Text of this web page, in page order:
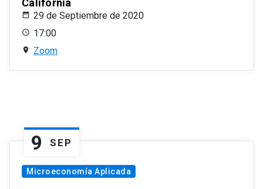
California
29 de Septiembre de 2020
17:00
Zoom
9 SEP
Microeconomía Aplicada